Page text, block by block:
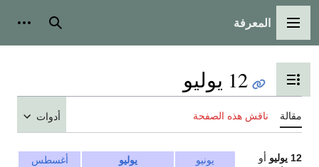
القائمة الرئيسية
المعرفة بحث
تبديل عرض جدول المحتويات
12 يوليو
مقالة ناقش هذه الصفحة أدوات
يونيو يوليو
أغسطس
12 يوليو
أو